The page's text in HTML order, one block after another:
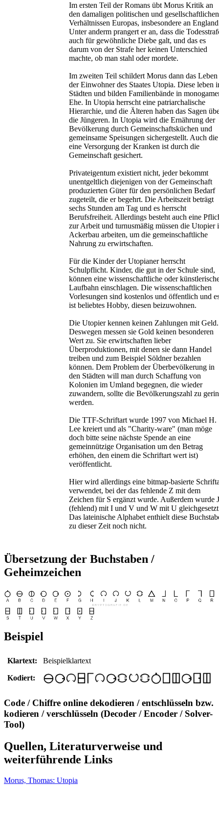
Im ersten Teil der Romans übt Morus Kritik an
den damaligen politischen und gesellschaftlichen
Verhältnissen Europas, insbesondere an
Unter anderm prangert er an, dass die
auch für gewöhnliche Diebe galt, und das es
darum von der Strafe her keinen Unterschied
machte, ob man stahl oder mordete.
Im zweiten Teil schildert Morus dann das Leben
der Einwohner des Staates Utopia. Diese leben
Städten und bilden Familienbände in
Ehe. In Utopia herrscht eine patriarchalische
Hierarchie, und die Älteren haben das Sagen
die Jüngeren. In Utopia wird die Ernährung der
Bevölkerung durch Gemeinschaftsküchen und
gemeinsame Speisungen sichergestellt. Auch die
eine Versorgung der Kranken ist durch die
Gemeinschaft gesichert.
Privateigentum existiert nicht, jeder bekommt
unentgeltlich diejenigen von der Gemeinschaft
produzierten Güter für den persönlichen Bedarf
zugeteilt, die er begehrt. Die Arbeitszeit beträgt
sechs Stunden am Tag und es herrscht
Berufsfreiheit. Allerdings besteht auch eine
zur Arbeit und turnusmäßig müssen die Utopier
Ackerbau arbeiten, um die gemeinschaftliche
Nahrung zu erwirtschaften.
Für die Kinder der Utopianer herrscht
Schulpflicht. Kinder, die gut in der Schule sind,
können eine wissenschaftliche oder
Laufbahn einschlagen. Die wissenschaftlichen
Vorlesungen sind kostenlos und öffentlich und
ist beliebtes Hobby, diesen beizuwohnen.
Die Utopier kennen keinen Zahlungen mit Geld.
Deswegen messen sie Gold keinen besonderen
Wert zu. Sie erwirtschaften lieber
Überproduktionen, mit denen sie dann Handel
treiben und zum Beispiel Söldner bezahlen
können. Dem Problem der Überbevölkerung in
den Städten will man durch Schaffung von
Kolonien im Umland begegnen, die wieder
zuwandern, sollte die Bevölkerungszahl zu
werden.
Die TTF-Schriftart wurde 1997 von Michael H.
Lee kreiert und als "Charity-ware" (man möge
doch bitte seine nächste Spende an eine
gemeinnützige Organisation um den Betrag
erhöhen, den einem die Schriftart wert ist)
veröffentlicht.
Hier wird allerdings eine bitmap-basierte
verwendet, bei der das fehlende Z mit dem
Zeichen für S ergänzt wurde. Außerdem wurde J
(fehlend) mit I und V und W mit U
Das lateinische Alphabet enthielt diese
zu dieser Zeit noch nicht.
Übersetzung der Buchstaben /
Geheimzeichen
Beispiel
Klartext: Beispielklartext
Kodiert:
Code / Chiffre online dekodieren / entschlüsseln bzw.
kodieren / verschlüsseln (Decoder / Encoder / Solver-
Tool)
Quellen, Literaturverweise und
weiterführende Links
Morus, Thomas: Utopia